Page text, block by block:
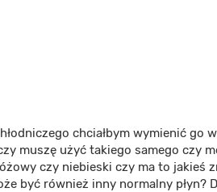
chciałbym wymienić go
muszę użyć takiego samego czy
czy niebieski czy ma to jakieś
być również inny normalny płyn?